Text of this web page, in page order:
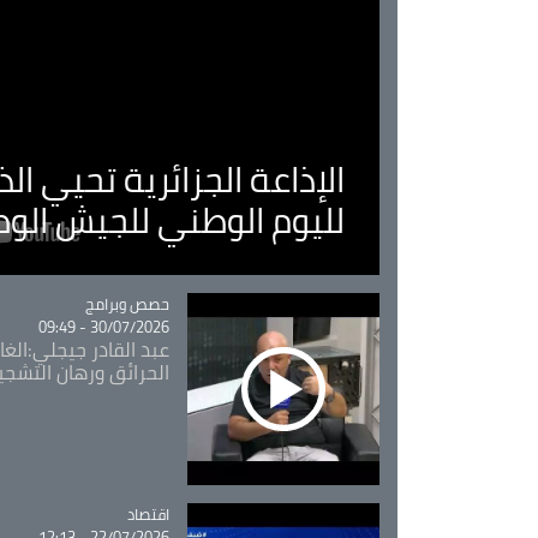
الإذاعة الجزائرية تحيي
لليوم الوطني للجيش
Catégorie
حصص وبرامج
30/07/2026 - 09:49
عبد القادر
الحرائق ورهان
Catégorie
اقتصاد